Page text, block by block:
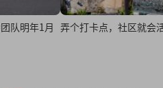
弄个打卡点，社区就会